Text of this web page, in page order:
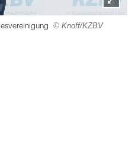
Lightbox
© Knoff/KZBV